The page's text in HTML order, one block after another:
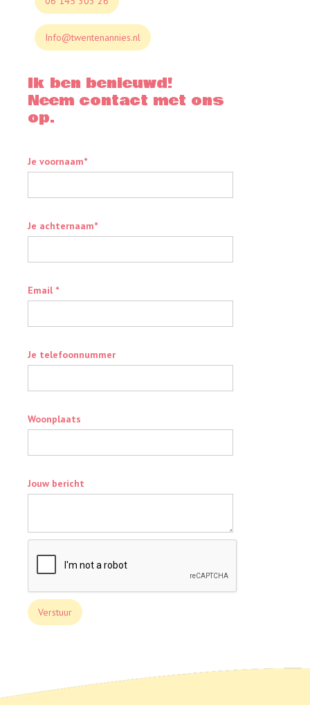
Info@twentenannies.nl
Ik ben benieuwd!
Neem contact met ons
op.
Je voornaam*
Je achternaam*
Email *
Je telefoonnummer
Woonplaats
Jouw bericht